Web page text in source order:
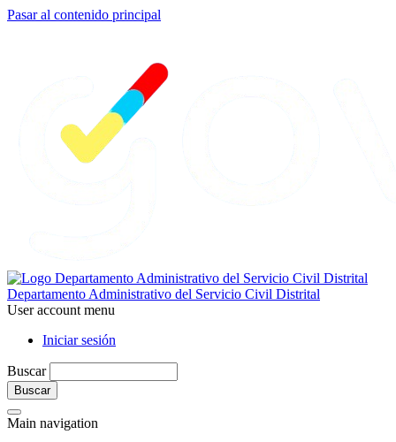
Pasar al contenido principal
Departamento Administrativo del Servicio Civil Distrital
User account menu
Iniciar sesión
Buscar
Main navigation